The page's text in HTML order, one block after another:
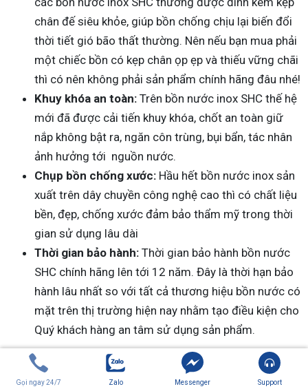
chân đế siêu khỏe, giúp bồn chống chịu lại biến đổi
thời tiết gió bão thất thường. Nên nếu bạn mua phải
một chiếc bồn có kẹp chân ọp ẹp và thiếu vững chãi
thì có nên không phải sản phẩm chính hãng đâu nhé!
Khuy khóa an toàn: Trên bồn nước inox SHC thế hệ
mới đã được cải tiến khuy khóa, chốt an toàn giữ
nắp không bật ra, ngăn côn trùng, bụi bẩn, tác nhân
ảnh hưởng tới nguồn nước.
Chụp bồn chống xước: Hầu hết bồn nước inox sản
xuất trên dây chuyền công nghệ cao thì có chất liệu
bền, đẹp, chống xước đảm bảo thẩm mỹ trong thời
gian sử dụng lâu dài
Thời gian bảo hành: Thời gian bảo hành bồn nước
SHC chính hãng lên tới 12 năm. Đây là thời hạn bảo
hành lâu nhất so với tất cả thương hiệu bồn nước có
mặt trên thị trường hiện nay nhằm tạo điều kiện cho
Quý khách hàng an tâm sử dụng sản phẩm.
Ngoài ra, nếu bạn quá bận rộn để trực tiếp đến cửa
hàng,bạn hoàn toàn có thể mua online mà vẫn đảm
Gọi ngay 24/7 Zalo Messenger Support